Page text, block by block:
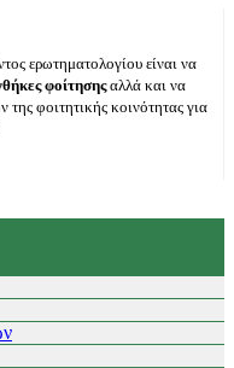
ερωτηματολογίου είναι να
φοίτησηςαλλά και να
φοιτητικής κοινότητας για